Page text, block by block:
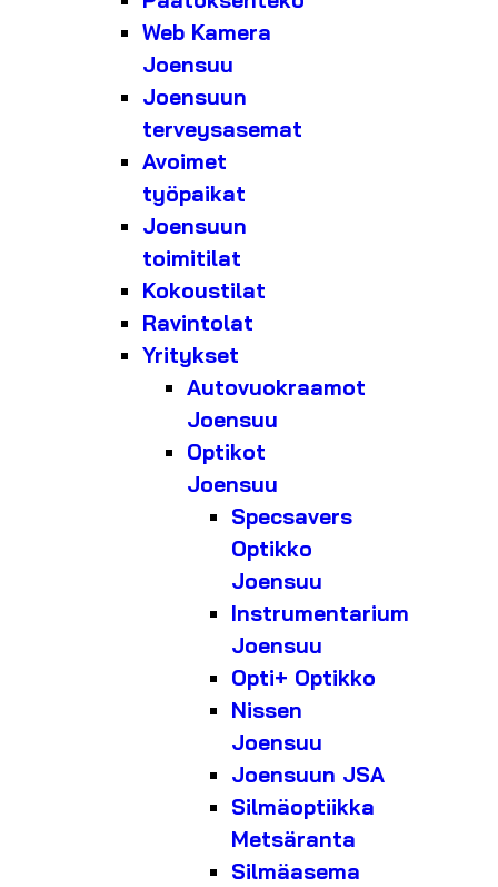
Web Kamera
Joensuu
Joensuun
terveysasemat
Avoimet
työpaikat
Joensuun
toimitilat
Kokoustilat
Ravintolat
Yritykset
Autovuokraamot
Joensuu
Optikot
Joensuu
Specsavers
Optikko
Joensuu
Instrumentarium
Joensuu
Opti+ Optikko
Nissen
Joensuu
Joensuun JSA
Silmäoptiikka
Metsäranta
Silmäasema